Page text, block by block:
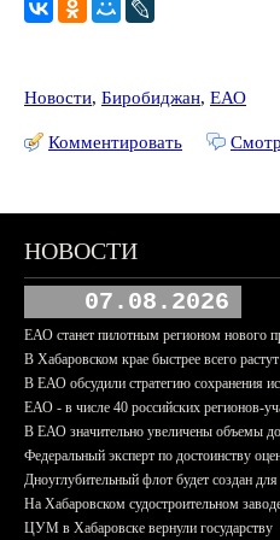
Новости, Биробиджан, ЕАО
Комментировать
НОВОСТИ
07.08.2026
ЕАО станет пилотным регионом нового
В Хабаровском крае быстрее всего
В ЕАО обсудили стратегию сохранения
ЕАО - в числе 40 российских регионов-
В ЕАО значительно увеличены объемы
Федеральный эксперт по достоинству
Дноуглубительный флот будет создан
На Хабаровском судостроительном
ЦУМ в Хабаровске вернули государству